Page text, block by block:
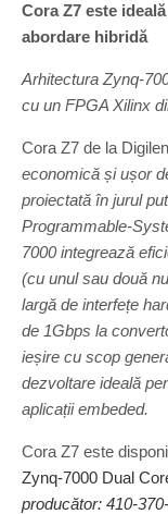
Cora Z7 este
abordare hibridă
Arhitectura Zynq-
cu un FPGA Xilinx
Cora Z7 de la
economică și ușor
proiectată în jurul
Programmable-
7000 integrează
(cu unul sau două
largă de interfețe
de 1Gbps la
ieșire cu scop
dezvoltare ideală
aplicații embeded.
Cora Z7 este
Zynq-7000 Dual
producător: 410-